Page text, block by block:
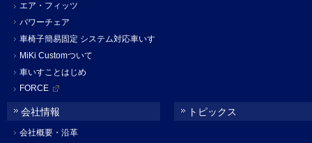
エア・フィッツ
パワーチェア
車椅子簡易固定 システム対応車いす
MiKi Customついて
車いすことはじめ
FORCE
会社情報
会社概要・沿革
トピックス